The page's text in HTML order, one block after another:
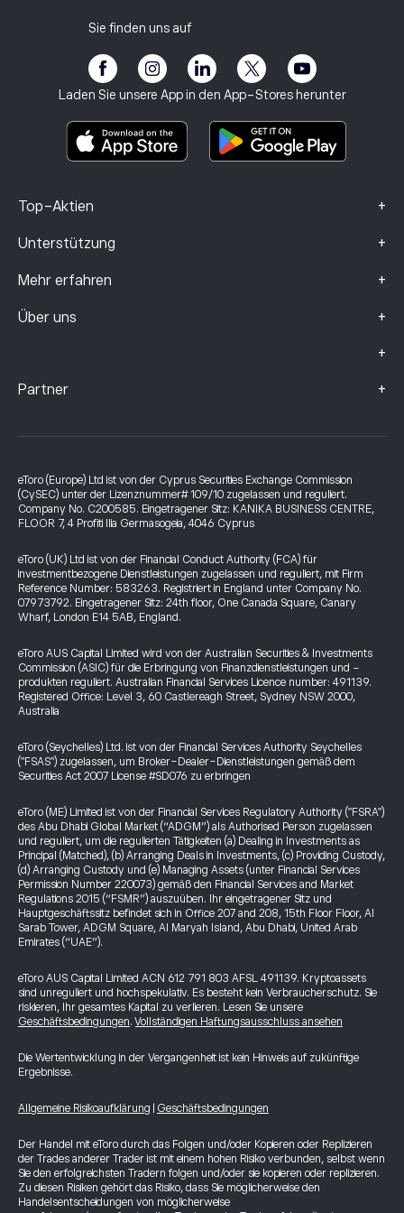
Sie finden uns auf
Laden Sie unsere App in den App-Stores herunter
Top-Aktien +
Unterstützung +
Schutzbedürftige Kunden
Mehr erfahren +
eToro Akademie
Über uns +
Impressum
+
Regulierung
Risikohinweis
Geschäftsbedingungen
Basisinformationsblatt
Beschwerdedaten (FCA-Kunden)
Partner +
Partnerprogramm
Anlageversicherung
eToro (Europe) Ltd ist von der Cyprus Securities Exchange Commission
(CySEC) unter der Lizenznummer# 109/10 zugelassen und reguliert.
Company No. C200585. Eingetragener Sitz: KANIKA BUSINESS CENTRE,
FLOOR 7, 4 Profiti Ilia Germasogeia, 4046 Cyprus
eToro (UK) Ltd ist von der Financial Conduct Authority (FCA) für
investmentbezogene Dienstleistungen zugelassen und reguliert, mit Firm
Reference Number: 583263. Registriert in England unter Company No.
07973792. Eingetragener Sitz: 24th floor, One Canada Square, Canary
Wharf, London E14 5AB, England.
eToro AUS Capital Limited wird von der Australian Securities & Investments
Commission (ASIC) für die Erbringung von Finanzdienstleistungen und -
produkten reguliert. Australian Financial Services Licence number: 491139.
Registered Office: Level 3, 60 Castlereagh Street, Sydney NSW 2000,
Australia
eToro (Seychelles) Ltd. ist von der Financial Services Authority Seychelles
("FSAS") zugelassen, um Broker-Dealer-Dienstleistungen gemäß dem
Securities Act 2007 License #SD076 zu erbringen
eToro (ME) Limited ist von der Financial Services Regulatory Authority ("FSRA")
des Abu Dhabi Global Market (“ADGM”) als Authorised Person zugelassen
und reguliert, um die regulierten Tätigkeiten (a) Dealing in Investments as
Principal (Matched), (b) Arranging Deals in Investments, (c) Providing Custody,
(d) Arranging Custody und (e) Managing Assets (unter Financial Services
Permission Number 220073) gemäß den Financial Services and Market
Regulations 2015 (“FSMR”) auszuüben. Ihr eingetragener Sitz und
Hauptgeschäftssitz befindet sich in Office 207 and 208, 15th Floor Floor, Al
Sarab Tower, ADGM Square, Al Maryah Island, Abu Dhabi, United Arab
Emirates (“UAE”).
eToro AUS Capital Limited ACN 612 791 803 AFSL 491139. Kryptoassets
sind unreguliert und hochspekulativ. Es besteht kein Verbraucherschutz. Sie
riskieren, Ihr gesamtes Kapital zu verlieren. Lesen Sie unsere
Geschäftsbedingungen.Vollständigen Haftungsausschluss ansehen
Die Wertentwicklung in der Vergangenheit ist kein Hinweis auf zukünftige
Ergebnisse.
Allgemeine Risikoaufklärung Geschäftsbedingungen
Der Handel mit eToro durch das Folgen und/oder Kopieren oder Replizieren
der Trades anderer Trader ist mit einem hohen Risiko verbunden, selbst wenn
Sie den erfolgreichsten Tradern folgen und/oder sie kopieren oder replizieren.
Zu diesen Risiken gehört das Risiko, dass Sie möglicherweise den
Handelsentscheidungen von möglicherweise